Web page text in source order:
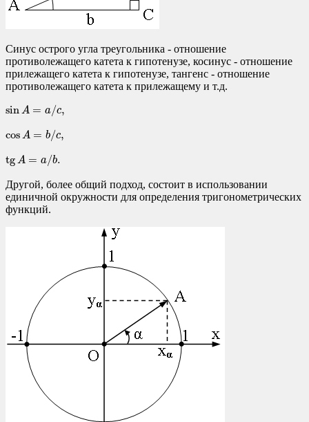
Синус острого угла треугольника - отношение
противолежащего катета к гипотенузе, косинус - отношение
прилежащего катета к гипотенузе, тангенс - отношение
противолежащего катета к прилежащему и т.д.
sin A = a/c,
sinA ,
cosA = b/c,
A b/ c,
tgA = a/b.
A .
Другой, более общий подход, состоит в использовании
единичной окружности для определения тригонометрических
функций.